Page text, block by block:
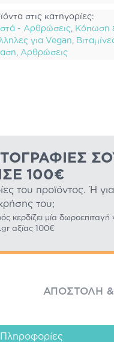
στις κατηγορίες:
- Αρθρώσεις Κόπωση
για Vegan
Αρθρώσεις
100€
του προϊόντος. Ή
του;
κερδίζει μία δωροεπιταγή
αξίας 100€
ΑΠΟΣΤΟΛΉ